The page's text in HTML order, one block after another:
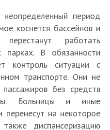
период
коснется бассейнов и
перестанут работать
В обязанности
контроль ситуации с
транспорте. Они не
без средств
Больницы и иные
перенесут на некоторое
диспансеризацию